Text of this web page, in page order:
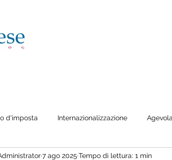
d'imposta Internazionalizzazione
7 ago 2025 Tempo di lettura: 1 min